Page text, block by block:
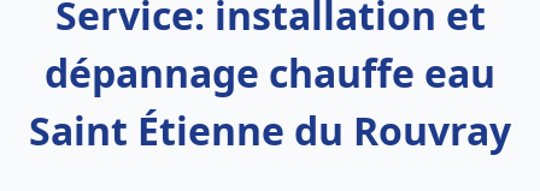
Service: installation et
dépannage chauffe eau
Saint Étienne du Rouvray